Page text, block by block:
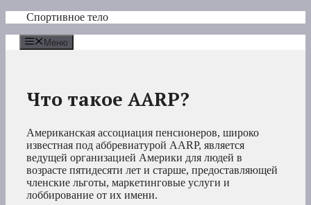
Перейти
содержимому
Спортивное тело
Меню
Что такое AARP?
Американская ассоциация пенсионеров, широко
известная под аббревиатурой AARP, является
ведущей организацией Америки для людей в
возрасте пятидесяти лет и старше, предоставляющей
членские льготы, маркетинговые услуги и
лоббирование от их имени.